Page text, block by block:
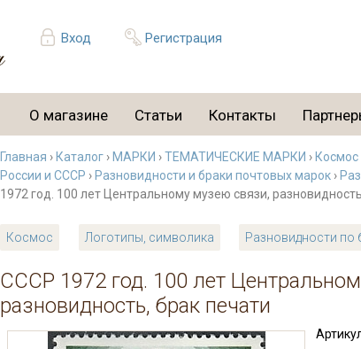
Вход Регистрация
О магазине Статьи Контакты
Главная › Каталог › МАРКИ ›ТЕМАТИЧЕСКИЕ МАРКИ › Космос
России и СССР › Разновидности и браки почтовых марок ›
1972 год. 100 лет Центральному музею связи,
Космос Логотипы, символика Разновидности по
СССР 1972 год. 100 лет
разновидность, брак печати